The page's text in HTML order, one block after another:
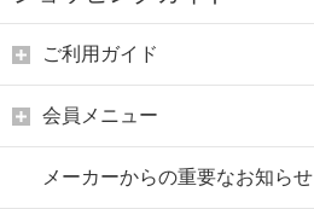
ご利用ガイド
会員メニュー
メーカーからの重要なお知らせ